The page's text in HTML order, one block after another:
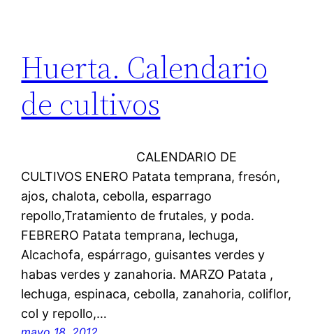
Huerta. Calendario
de cultivos
CALENDARIO DE
CULTIVOS ENERO Patata temprana, fresón,
ajos, chalota, cebolla, esparrago
repollo,Tratamiento de frutales, y poda.
FEBRERO Patata temprana, lechuga,
Alcachofa, espárrago, guisantes verdes y
habas verdes y zanahoria. MARZO Patata ,
lechuga, espinaca, cebolla, zanahoria, coliflor,
col y repollo,…